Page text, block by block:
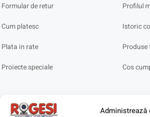
Formular de retur
Cum platesc
Plata in rate
Proiecte speciale
Profilul
Istoric
Cos